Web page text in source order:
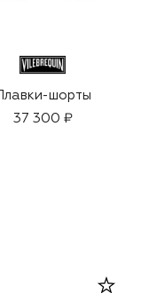
Плавки-шорты
37 300 ₽